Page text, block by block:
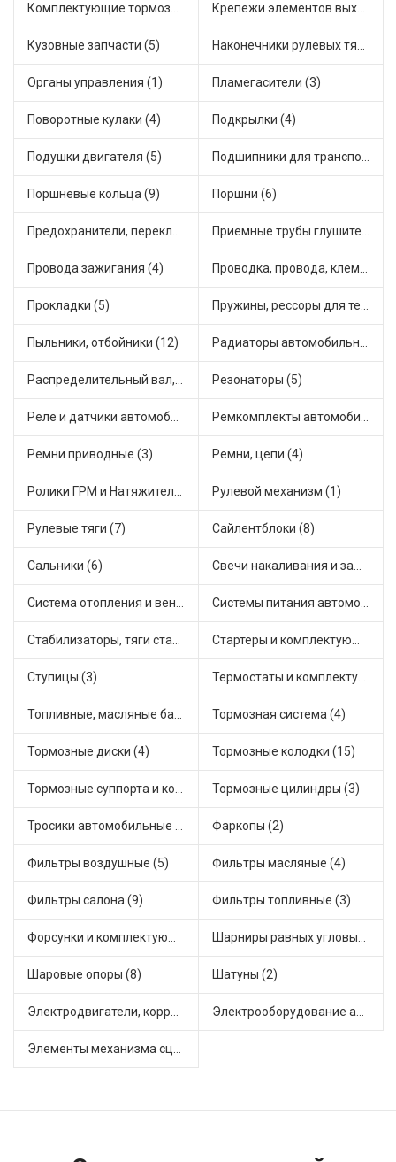
Комплектующие тормозной системы (4) Крепежи элементов выхлопной системы (6)
Кузовные запчасти (5) Наконечники рулевых тяг (6)
Органы управления (1) Пламегасители (3)
Поворотные кулаки (4) Подкрылки (4)
Подушки двигателя (5) Подшипники для транспорта (3)
Поршневые кольца (9) Поршни (6)
Предохранители, переключатели, кнопки автомобильные (3) Приемные трубы глушителя (5)
Провода зажигания (4) Проводка, провода, клеммы и разъемы (3)
Прокладки (5) Пружины, рессоры для техники (4)
Пыльники, отбойники (12) Радиаторы автомобильные (5)
Распределительный вал, шестерни распределительного (1) Резонаторы (5)
Реле и датчики автомобильные (45) Ремкомплекты автомобильные (3)
Ремни приводные (3) Ремни, цепи (4)
Ролики ГРМ и Натяжители (13) Рулевой механизм (1)
Рулевые тяги (7) Сайлентблоки (8)
Сальники (6) Свечи накаливания и зажигания (3)
Система отопления и вентиляции (10) Системы питания автомобиля (3)
Стабилизаторы, тяги стабилизатора, стойки стабилиз (10) Стартеры и комплектующие (9)
Ступицы (3) Термостаты и комплектующие системы охлаждения (16)
Топливные, масляные баки (1) Тормозная система (4)
Тормозные диски (4) Тормозные колодки (15)
Тормозные суппорта и комплектующие (6) Тормозные цилиндры (3)
Тросики автомобильные (5) Фаркопы (2)
Фильтры воздушные (5) Фильтры масляные (4)
Фильтры салона (9) Фильтры топливные (3)
Форсунки и комплектующие (2) Шарниры равных угловых скоростей, приводные валы (8)
Шаровые опоры (8) Шатуны (2)
Электродвигатели, корректоры и приводы автомобильн (5) Электрооборудование автомобилей (4)
Элементы механизма сцепления (11)